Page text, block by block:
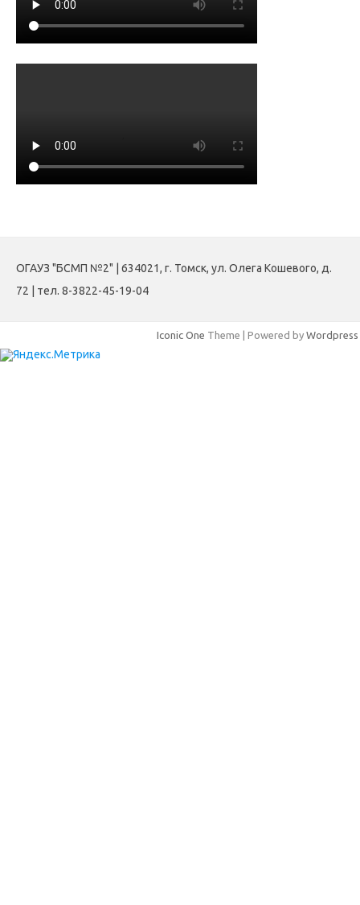
ОГАУЗ "БСМП №2" | 634021, г. Томск, ул. Олега Кошевого, д.
72 | тел. 8-3822-45-19-04
Iconic One Theme | Powered by Wordpress